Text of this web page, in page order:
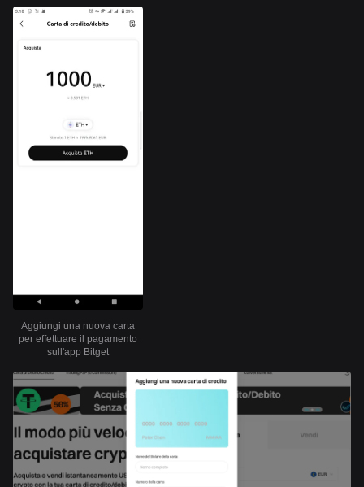
Aggiungi una nuova carta
per effettuare il pagamento
sull'app Bitget